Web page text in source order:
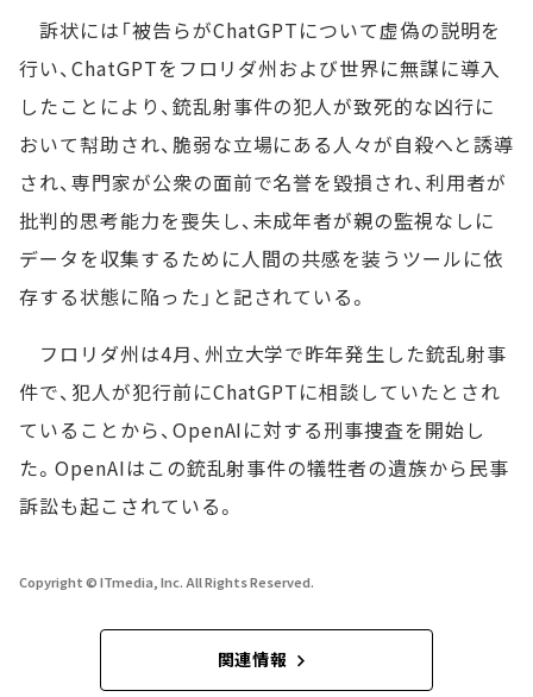
訴状には「被告らがChatGPTについて虚偽の説明を
行い、ChatGPTをフロリダ州および世界に無謀に導入
したことにより、銃乱射事件の犯人が致死的な凶行に
おいて幇助され、脆弱な立場にある人々が自殺へと誘導
され、専門家が公衆の面前で名誉を毀損され、利用者が
批判的思考能力を喪失し、未成年者が親の監視なしに
データを収集するために人間の共感を装うツールに依
存する状態に陥った」と記されている。
フロリダ州は4月、州立大学で昨年発生した銃乱射事
件で、犯人が犯行前にChatGPTに相談していたとされ
ていることから、OpenAIに対する刑事捜査を開始し
た。OpenAIはこの銃乱射事件の犠牲者の遺族から民事
訴訟も起こされている。
Copyright © ITmedia, Inc. All Rights Reserved.
関連情報